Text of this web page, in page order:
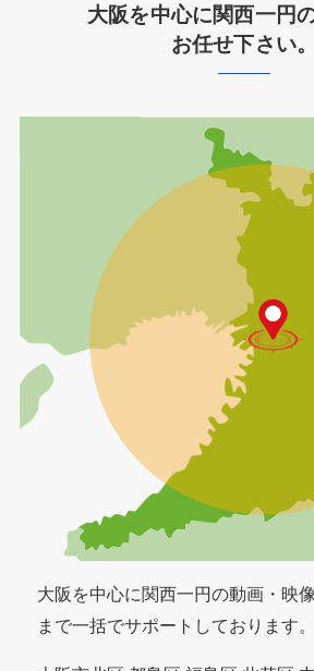
大阪を中心に関西一円
お任せ下さい。
大阪を中心に関西一円の動画・映
まで一括でサポートしております。